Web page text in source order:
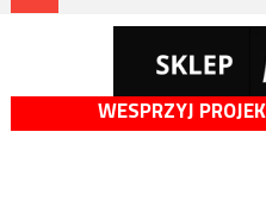
WESPRZYJ